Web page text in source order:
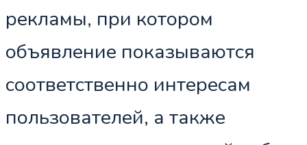
рекламы, при котором
объявление показываются
соответственно интересам
пользователей, а также